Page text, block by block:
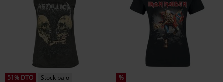
51% DTO
Stock bajo
%